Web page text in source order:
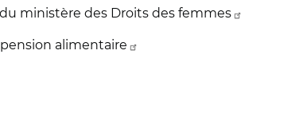
ministère des Droits des femmes
alimentaire